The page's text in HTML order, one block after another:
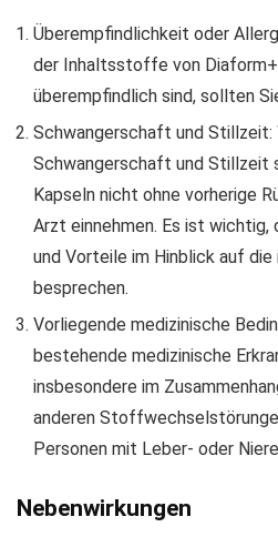
Überempfindlichkeit oder
der Inhaltsstoffe von
überempfindlich sind, sollten
Schwangerschaft und Stillzeit:
Schwangerschaft und Stillzeit
Kapseln nicht ohne vorherige
Arzt einnehmen. Es ist wichtig,
und Vorteile im Hinblick auf
besprechen.
Vorliegende medizinische
bestehende medizinische
insbesondere im
anderen
Personen mit Leber- oder
Nebenwirkungen